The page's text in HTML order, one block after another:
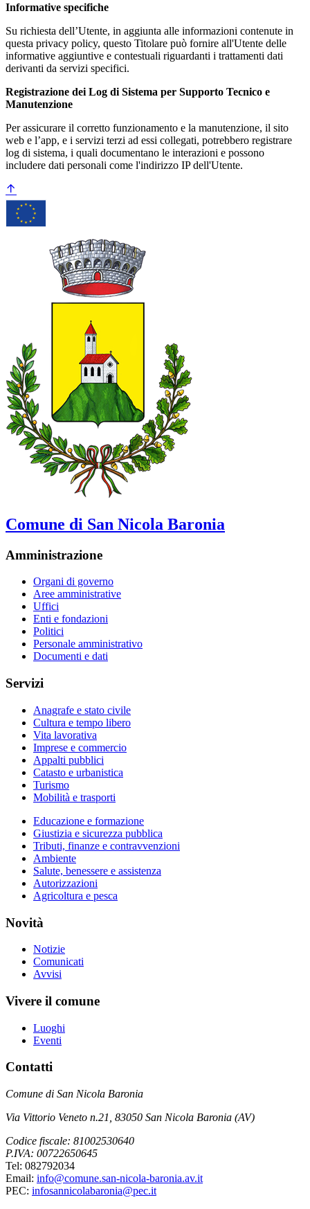
Informative specifiche
Su richiesta dell’Utente, in aggiunta alle informazioni contenute in
questa privacy policy, questo Titolare può fornire all'Utente delle
informative aggiuntive e contestuali riguardanti i trattamenti dati
derivanti da servizi specifici.
Registrazione dei Log di Sistema per Supporto Tecnico e
Manutenzione
Per assicurare il corretto funzionamento e la manutenzione, il sito
web e l’app, e i servizi terzi ad essi collegati, potrebbero registrare
log di sistema, i quali documentano le interazioni e possono
includere dati personali come l'indirizzo IP dell'Utente.
Comune di San Nicola Baronia
Amministrazione
Organi di governo
Aree amministrative
Uffici
Enti e fondazioni
Politici
Personale amministrativo
Documenti e dati
Servizi
Anagrafe e stato civile
Cultura e tempo libero
Vita lavorativa
Imprese e commercio
Appalti pubblici
Catasto e urbanistica
Turismo
Mobilità e trasporti
Educazione e formazione
Giustizia e sicurezza pubblica
Tributi, finanze e contravvenzioni
Ambiente
Salute, benessere e assistenza
Autorizzazioni
Agricoltura e pesca
Novità
Notizie
Comunicati
Avvisi
Vivere il comune
Luoghi
Eventi
Contatti
Comune di San Nicola Baronia
Via Vittorio Veneto n.21, 83050 San Nicola Baronia (AV)
Codice fiscale: 81002530640
P.IVA: 00722650645
Tel: 082792034
Email: info@comune.san-nicola-baronia.av.it
PEC: infosannicolabaronia@pec.it